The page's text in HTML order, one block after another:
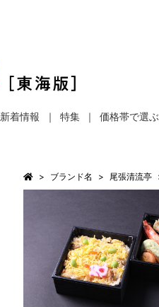
新着情報 特集 価格帯で選ぶ
ブランド名 尾張清流亭